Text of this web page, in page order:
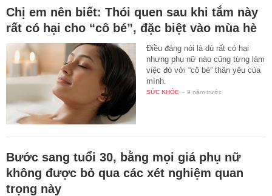
Chị em nên biết: Thói quen sau khi tắm này
rất có hại cho “cô bé”, đặc biệt vào mùa hè
Điều đáng nói là dù rất có hại
nhưng phụ nữ nào cũng từng làm
việc đó với “cô bé” thân yêu của
mình.
SỨC KHỎE - 9 năm trước
Bước sang tuổi 30, bằng mọi giá phụ nữ
không được bỏ qua các xét nghiệm quan
trọng này